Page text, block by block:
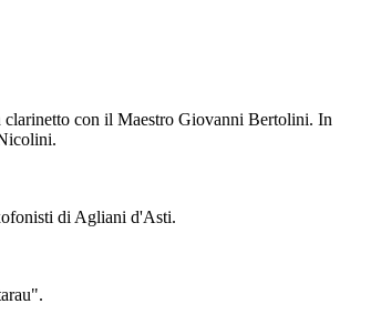
clarinetto con il Maestro Giovanni Bertolini. In
di Agliani d'Asti.